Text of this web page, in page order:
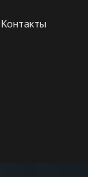
Контакты